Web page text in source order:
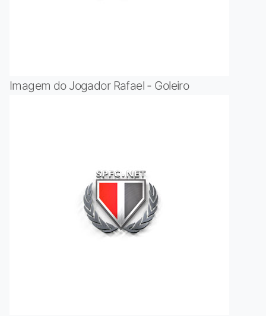
Imagem do Jogador Rafael - Goleiro